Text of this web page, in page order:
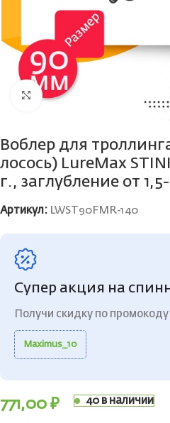
Нажмите, чтобы увеличить
Воблер для
лосось) LureMax
г., заглубление от
Артикул: LWST90FMR-140
Супер акция на
Получи скидку по промокоду
Maximus_10
771,00 ₽ 40 в наличии